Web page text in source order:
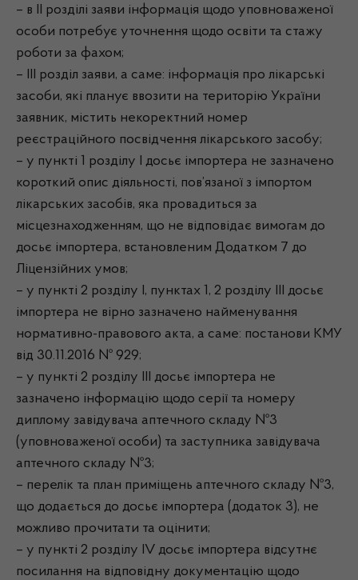
– в ІІ розділі заяви інформація щодо уповноваженої
особи потребує уточнення щодо освіти та стажу
роботи за фахом;
– ІІІ розділ заяви, а саме: інформація про лікарські
засоби, які планує ввозити на територію України
заявник, містить некоректний номер
реєстраційного посвідчення лікарського засобу;
– у пункті 1 розділу І досьє імпортера не зазначено
короткий опис діяльності, пов’язаної з імпортом
лікарських засобів, яка провадиться за
місцезнаходженням, що не відповідає вимогам до
досьє імпортера, встановленим Додатком 7 до
Ліцензійних умов;
– у пункті 2 розділу І, пунктах 1, 2 розділу ІІІ досьє
імпортера не вірно зазначено найменування
нормативно-правового акта, а саме: постанови КМУ
від 30.11.2016 № 929;
– у пункті 2 розділу ІІІ досьє імпортера не
зазначено інформацію щодо серії та номеру
диплому завідувача аптечного складу №3
(уповноваженої особи) та заступника завідувача
аптечного складу №3;
– перелік та план приміщень аптечного складу №3,
що додається до досьє імпортера (додаток 3), не
можливо прочитати та оцінити;
– у пункті 2 розділу ІV досьє імпортера відсутнє
посилання на відповідну документацію щодо